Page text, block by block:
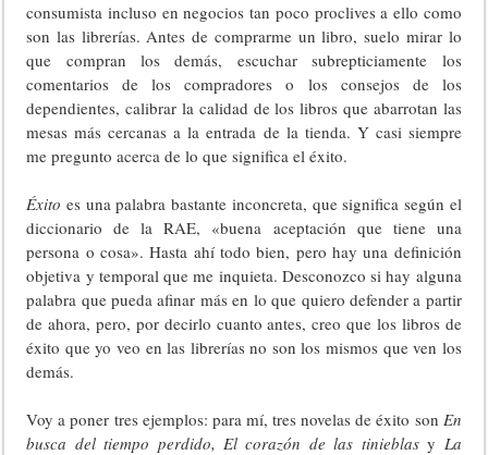
consumista incluso en negocios tan poco proclives a ello como
son las librerías. Antes de comprarme un libro, suelo mirar lo
que compran los demás, escuchar subrepticiamente los
comentarios de los compradores o los consejos de los
dependientes, calibrar la calidad de los libros que abarrotan las
mesas más cercanas a la entrada de la tienda. Y casi siempre
me pregunto acerca de lo que significa el éxito.
Éxito es una palabra bastante inconcreta, que significa según el
diccionario de la RAE, «buena aceptación que tiene una
persona o cosa». Hasta ahí todo bien, pero hay una definición
objetiva y temporal que me inquieta. Desconozco si hay alguna
palabra que pueda afinar más en lo que quiero defender a partir
de ahora, pero, por decirlo cuanto antes, creo que los libros de
éxito que yo veo en las librerías no son los mismos que ven los
demás.
Voy a poner tres ejemplos: para mí, tres novelas de éxito son En
busca del tiempo perdido, El corazón de las tinieblasy La